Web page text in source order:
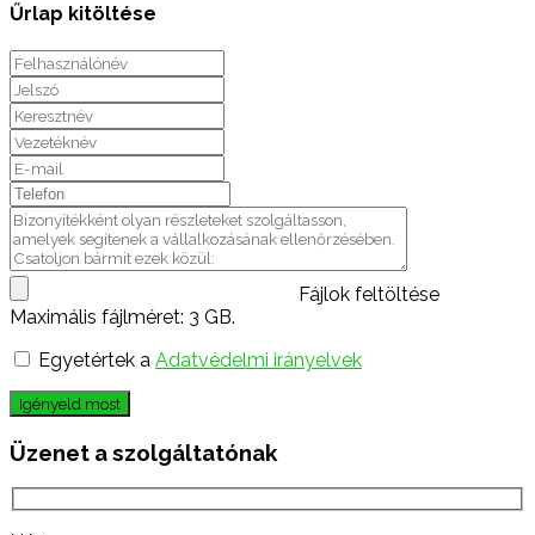
Űrlap kitöltése
Fájlok feltöltése
Maximális fájlméret: 3 GB.
Egyetértek a Adatvédelmi irányelvek
Igényeld most
Üzenet a szolgáltatónak